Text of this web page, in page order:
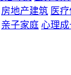
房地产建筑 医
亲子家庭 心理成